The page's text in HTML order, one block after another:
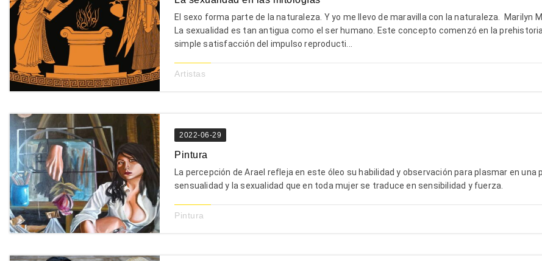
El sexo forma parte de la naturaleza. Y yo me llevo de maravilla con la naturaleza. Marilyn
La sexualidad es tan antigua como el ser humano. Este concepto comenzó en la
simple satisfacción del impulso reproducti...
Artistas
2022-06-29
Pintura
La percepción de Arael refleja en este óleo su habilidad y observación para plasmar en una
sensualidad y la sexualidad que en toda mujer se traduce en sensibilidad y fuerza.
Pintura